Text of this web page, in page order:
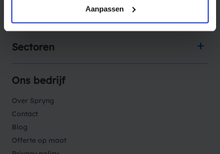
Aanpassen
Sectoren
Ons bedrijf
Over Spryng
Contact
Blog
Offerte op maat